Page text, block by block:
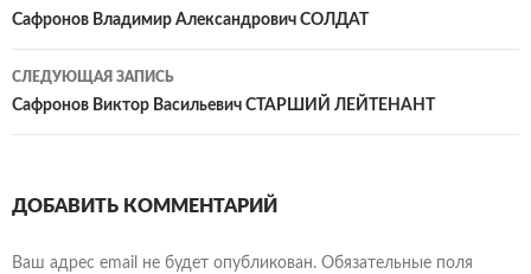
по
записям
Сафронов Владимир Александрович СОЛДАТ
СЛЕДУЮЩАЯ ЗАПИСЬ
Сафронов Виктор Васильевич СТАРШИЙ ЛЕЙТЕНАНТ
ДОБАВИТЬ КОММЕНТАРИЙ
Ваш адрес email не будет опубликован. Обязательные поля